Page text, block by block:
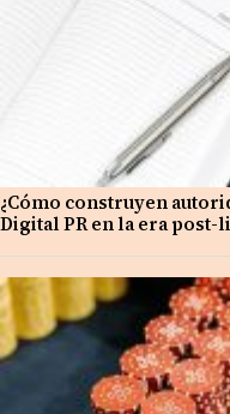
¿Cómo construyen
Digital PR en la era post-